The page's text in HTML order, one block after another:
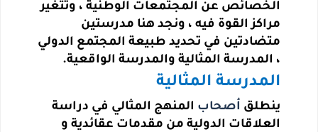
الخصائص عن المجتمعات الوطنية ، وتتغير
مراكز القوة فيه ، ونجد هنا مدرستين
متضادتين في تحديد طبيعة المجتمع الدولي
، المدرسة المثالية والمدرسة الواقعية.
المدرسة المثالية
ينطلق أصحاب المنهج المثالي في دراسة
العلاقات الدولية من مقدمات عقائدية و